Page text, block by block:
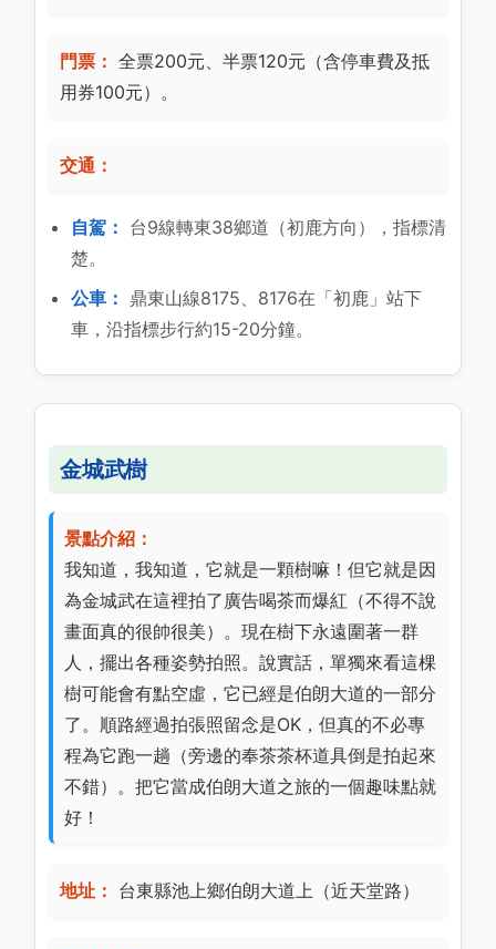
門票： 全票200元、半票120元（含停車費及抵
用券100元）。
交通：
自駕： 台9線轉東38鄉道（初鹿方向），指標清
楚。
公車： 鼎東山線8175、8176在「初鹿」站下
車，沿指標步行約15-20分鐘。
金城武樹
景點介紹：
我知道，我知道，它就是一顆樹嘛！但它就是因
為金城武在這裡拍了廣告喝茶而爆紅（不得不說
畫面真的很帥很美）。現在樹下永遠圍著一群
人，擺出各種姿勢拍照。說實話，單獨來看這棵
樹可能會有點空虛，它已經是伯朗大道的一部分
了。順路經過拍張照留念是OK，但真的不必專
程為它跑一趟（旁邊的奉茶茶杯道具倒是拍起來
不錯）。把它當成伯朗大道之旅的一個趣味點就
好！
地址： 台東縣池上鄉伯朗大道上（近天堂路）